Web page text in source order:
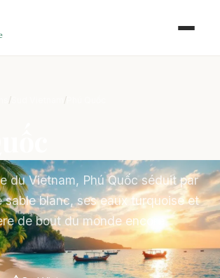
/ /
du Vietnam, Phú Quốc séduit par
sable blanc, ses eaux turquoise et
de bout du monde encore